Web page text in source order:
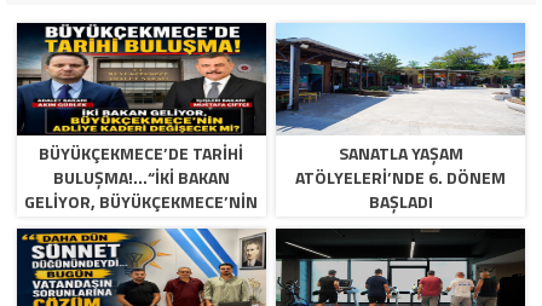
BÜYÜKÇEKMECE’DE TARİHİ
BULUŞMA!…“İKİ BAKAN
GELİYOR, BÜYÜKÇEKMECE’NİN
ADLİYE KADERİ DEĞİŞECEK
Mİ?”
SANATLA YAŞAM
ATÖLYELERİ’NDE 6. DÖNEM
BAŞLADI